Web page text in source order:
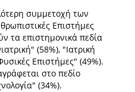
συμμετοχή των
Επιστήμες
τα επιστημονικά πεδία
(58%), "Ιατρική
Επιστήμες" (49%).
στο πεδίο
(34%).